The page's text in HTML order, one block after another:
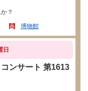
？
博物館
日
ンサート 第1613